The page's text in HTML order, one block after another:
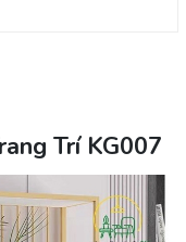
Trí KG007